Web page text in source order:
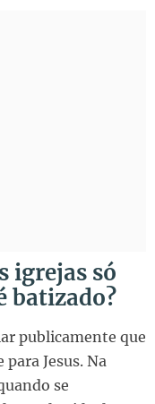
igrejas só
batizado?
publicamente que
Jesus. Na
se